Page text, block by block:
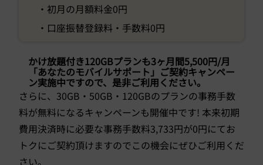
・初月の月額料金0円
・口座振替登録料・手数料0円
かけ放題付き120GBプランも3ヶ月間5,500円/月
「あなたのモバイルサポート」ご契約キャンペー
ン実施中ですので、是非ご利用ください。
さらに、30GB・50GB・120GBのプランの事務手数
料が無料になるキャンペーンも開催中です! 本来初期
費用決済時に必要な事務手数料3,733円が0円にてお
トクにご契約頂けますのでこの機会にぜひご利用くだ
さい。